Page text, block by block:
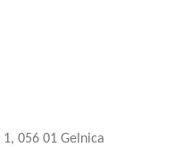
056 01 Gelnica